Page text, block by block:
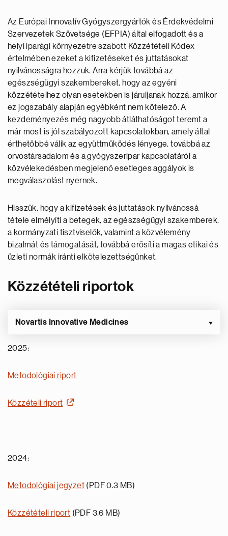
Az Európai Innovatív Gyógyszergyártók és Érdekvédelmi
Szervezetek Szövetsége (EFPIA) által elfogadott és a
helyi iparági környezetre szabott Közzétételi Kódex
értelmében ezeket a kifizetéseket és juttatásokat
nyilvánosságra hozzuk. Arra kérjük továbbá az
egészségügyi szakembereket, hogy az egyéni
közzétételhez olyan esetekben is járuljanak hozzá, amikor
ez jogszabály alapján egyébként nem kötelező. A
kezdeményezés még nagyobb átláthatóságot teremt a
már most is jól szabályozott kapcsolatokban, amely által
érthetőbbé válik az együttműködés lényege, továbbá az
orvostársadalom és a gyógyszeripar kapcsolatáról a
közvélekedésben megjelenő esetleges aggályok is
megválaszolást nyernek.
Hisszük, hogy a kifizetések és juttatások nyilvánossá
tétele elmélyíti a betegek, az egészségügyi szakemberek,
a kormányzati tisztviselők, valamint a közvélemény
bizalmát és támogatását, továbbá erősíti a magas etikai és
üzleti normák iránti elkötelezettségünket.
Közzétételi riportok
Novartis Innovative Medicines
2025:
Metodológiai riport
Közzételi riport
2024:
Metodológiai jegyzet (PDF 0.3 MB)
Közzétételi riport (PDF 3.6 MB)